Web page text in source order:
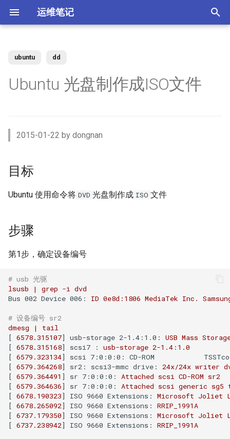
运维笔记
始
常用软件安装与配
使用 nrm 管理 npm 源
Ubuntu Server 安装 NVIDIA 驱
使用 Dify 开发AI应用
创建 AnythingLLM 个人知识
使用 DeepSeek-R1 模型写代
本地部署 DeepSeek-R1 模型
使用 Docker 部署 ActiveMQ
PostgreSQL
理？
如何减少 golang 项目 docker
docker-compose 错误提示 无
最多的容器？
网段地址？
如何删除 无效的(none)
Docker镜像？
如何使用 Gunicorn 管理
Django 应用？
如何自定义 Django 镜像？
配置 rsyslog 为 iptables 日志
Tar命令 如何将软连接对应的
文件打包？
Ansible 定义变量与条件判断
如何设置 ftp 被动模式的
Ansible 使用循环完成重复性
Ansible template 模块
Ansible 文件&拷贝模块
Ansible 批量更新 Ubuntu 内核
Ansible Playbook 安装
Docker
Ansible 小试牛刀
件
Kubernetes 无法删除命名空
间
Kubernetes 自定义 ingress规
Kubernetes 集群-维护节点
Kubernetes 集群-添加节点
Kubernetes 集群-删除节点
Kubernetes 集群-数据备份
Kubernetes 实战-暴露应用
Kubernetes 实战-资源限制
Vue 生产环境跨域 Nginx 配置
Ubuntu 22.04 配置Vue开发环
GoLang
Flask框架中使用Redis(一)
使用 Python 计算中位数
Mkdocs 谷歌字体加载失败
如何判断 Python 变量的类
型？
如何使用 Sorted 对字典排
序？
XenServer 7 配置MPIO多路
XenServer 虚拟机设置单人模
式
vhdx 转换成 vhd
XenServer 配置NTP服务
的主机池
XenServer 虚拟机安装 guest-
tools
Windows Server 2012R2 配置
Hyper-V
XenServer PV模式导致程序
coredump
XenServer 虚拟机无法识别全
部CPU
XenServer 虚拟机无法安装系
upstream
Nginx 缓存服务器(下)
Nginx 缓存服务器(上)
Nginx client intended to send
Nginx 反向代理 Tomcat 错误
使用
获取客户端IP地址
阿里云SLB HTTP to HTTPS
Nginx limit_rate 限速模块
Nginx 自定义日志
Nginx echo 模块
误
体验 TDengine 时序数据库
如何将 Redis 迁移到阿里云数
进行压力测试？
Mysql initialization 重新初始
化系统库
Mysql 存储过程
Postgresql 授权只读用户
Postgresql使用 pg_dumpall
命令免密码导出数据
Postgresql 备份脚本
Postgresql 客户端 psql
扩展
参考
使用场景
OpenVPN CRL has expired
如何处理 Cisco 交换机 err-
如何设置 Cisco 交换机时间?
ping Time to live exceeded
TCP time wait bucket table
overflow
使用RIP协议实现桌面到容器
网络通信
NAT网关支持pptp穿透
Cisco 交换机网络设计方案示
例
Cisco 3560X 升级 License
存
Jenkins 传统构建 与 Pipeline
Docker (DinD) 模式
题？
Jenkins 配置 Nodejs 持续集
Jenkins 配置 Gogs webhook
使用 jenkins 与 docker 完成
java 项目持续集成
Jenkins 持续集成工具
Maven 入门
部署 Maven
如何使用 Docker-Compose
更改 Zabbix Docker容器时区
系统
使用 Docker部署 Zabbix
Zabbix web scenarios
Zabbix latest data 排错好帮手
Zabbix 监控 Mysql慢查询日
志
Zabbix 监控 Redis 与
Memcache
Zabbix 主机克隆
Zabbix 正则表达式
Zabbix 监控交换机带宽
Gogs？
如何者修正 git commit 提交？
箱？
Git reset 版本回退
Git 钩子
php_codesniffer
Git merge 合并分支
Git 版本升级
Git 配置代理
MooseFS 2.x Chunk维护模式
MooseFS 2.x 简单性能测试
MooseFS 2.x 破坏性测试
MooseFS 2.x 在线扩容
MooseFS 2.x 错误信息
MooseFS 2.x 分布式文件系统
部署手册
MegaSAS RAID卡管理程序
MegaCLI
固态磁盘检测工具
CentOS Ignoring disk sda
存储空间
Windows Server 2012R2 网卡
池
iSCSI
Windows Server 2012R2
Windows print 相关命令
Windows Server 2012R2 显示
网络图标
Windows 查看文件的隐藏属
性
Windows arp 命令
Windows Thin PC
Memcached UDP反射攻击漏
为什么要设置域名 CAA记录？
息？
Tomcat安全漏洞CVE-2017-
Jenkins升级CVE-2017-
过程
6662
没有VPC的阿里金融云安全
吗？
x-xss x-frame-options strict-
transport-security 保护
动态CDN保护网站与网站加速
ubuntu dd
Ubuntu 光盘制作成ISO文件
2015-01-22 by dongnan
目标
Ubuntu 使用命令将 DVD 光盘制作成 ISO 文件
步骤
第1步，确定设备编号
# usb 光驱
lsusb
| grep -i dvd
Bus 002 Device 006:
ID 0e8d:1806 MediaTek Inc.
# 设备编号 sr2
dmesg
|
tail
[ 6578.315107] usb-storage 2-1.4:1.0: USB Mass
[ 6578.315168] scsi7 : usb-storage 2-1.4 :1.0
[ 6579.323134] scsi 7:0:0:0: CD-ROM            TSSTcorp
[ 6579.364268] sr2: scsi3-mmc drive: 24x/24x writer
[ 6579.364491 ] sr 7:0:0:0: Attached scsi CD-ROM sr2
[ 6579.364636] sr 7:0:0:0: Attached scsi generic sg5
[ 6678.190323] ISO 9660 Extensions: Microsoft Joliet
[ 6678.265092] ISO 9660 Extensions:
RRIP_1991A
[ 6737.179350] ISO 9660 Extensions: Microsoft Joliet
[ 6737.238942] ISO 9660 Extensions: RRIP_1991A